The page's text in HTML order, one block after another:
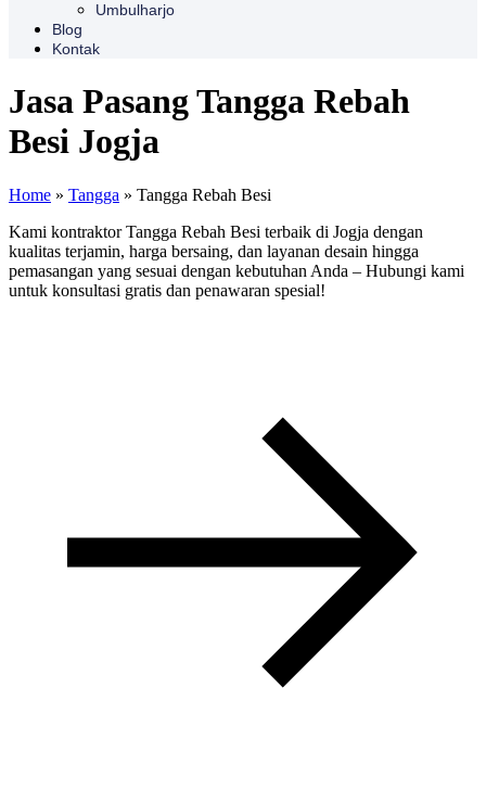
Umbulharjo
Blog
Kontak
Jasa Pasang Tangga Rebah
Besi Jogja
Home » Tangga » Tangga Rebah Besi
Kami kontraktor Tangga Rebah Besi terbaik di Jogja dengan
kualitas terjamin, harga bersaing, dan layanan desain hingga
pemasangan yang sesuai dengan kebutuhan Anda – Hubungi kami
untuk konsultasi gratis dan penawaran spesial!